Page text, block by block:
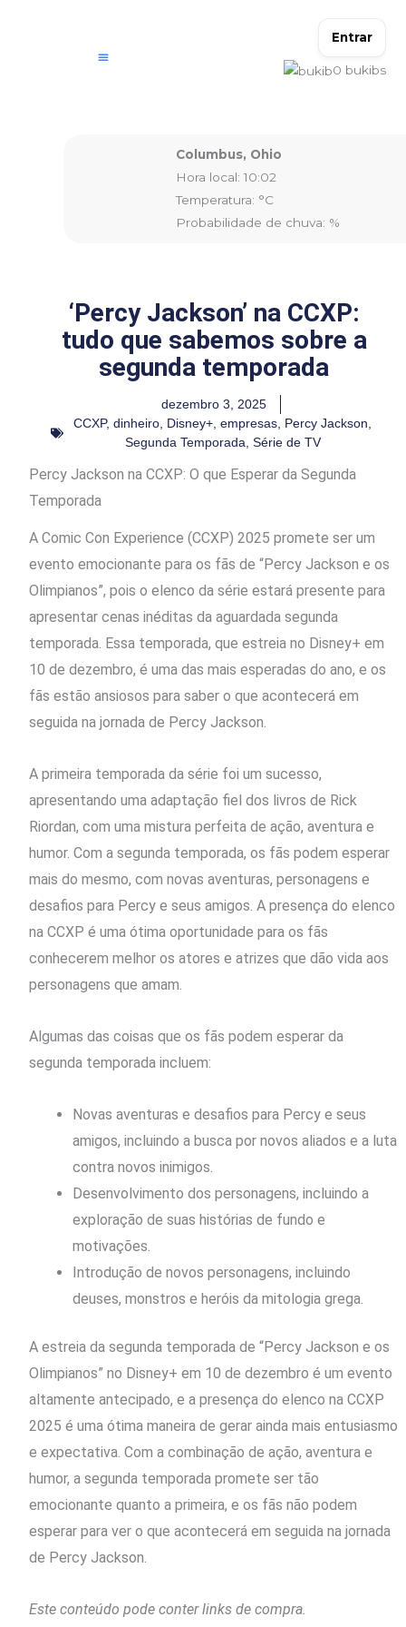
Entrar
0 bukibs
Columbus, Ohio
Hora local: 10:02
Temperatura: °C
Probabilidade de chuva: %
‘Percy Jackson’ na CCXP:
tudo que sabemos sobre a
segunda temporada
dezembro 3, 2025
CCXP, dinheiro, Disney+, empresas, Percy Jackson,
Segunda Temporada, Série de TV
Percy Jackson na CCXP: O que Esperar da Segunda
Temporada
A Comic Con Experience (CCXP) 2025 promete ser um
evento emocionante para os fãs de “Percy Jackson e os
Olimpianos”, pois o elenco da série estará presente para
apresentar cenas inéditas da aguardada segunda
temporada. Essa temporada, que estreia no Disney+ em
10 de dezembro, é uma das mais esperadas do ano, e os
fãs estão ansiosos para saber o que acontecerá em
seguida na jornada de Percy Jackson.
A primeira temporada da série foi um sucesso,
apresentando uma adaptação fiel dos livros de Rick
Riordan, com uma mistura perfeita de ação, aventura e
humor. Com a segunda temporada, os fãs podem esperar
mais do mesmo, com novas aventuras, personagens e
desafios para Percy e seus amigos. A presença do elenco
na CCXP é uma ótima oportunidade para os fãs
conhecerem melhor os atores e atrizes que dão vida aos
personagens que amam.
Algumas das coisas que os fãs podem esperar da
segunda temporada incluem:
Novas aventuras e desafios para Percy e seus
amigos, incluindo a busca por novos aliados e a luta
contra novos inimigos.
Desenvolvimento dos personagens, incluindo a
exploração de suas histórias de fundo e
motivações.
Introdução de novos personagens, incluindo
deuses, monstros e heróis da mitologia grega.
A estreia da segunda temporada de “Percy Jackson e os
Olimpianos” no Disney+ em 10 de dezembro é um evento
altamente antecipado, e a presença do elenco na CCXP
2025 é uma ótima maneira de gerar ainda mais entusiasmo
e expectativa. Com a combinação de ação, aventura e
humor, a segunda temporada promete ser tão
emocionante quanto a primeira, e os fãs não podem
esperar para ver o que acontecerá em seguida na jornada
de Percy Jackson.
Este conteúdo pode conter links de compra.